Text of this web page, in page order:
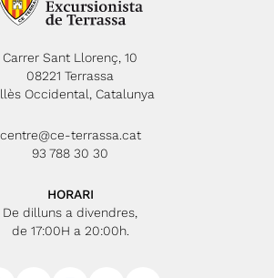
Carrer Sant Llorenç, 10
08221 Terrassa
Occidental, Catalunya
centre@ce-terrassa.cat
93 788 30 30
HORARI
De dilluns a divendres,
de 17:00H a 20:00h.